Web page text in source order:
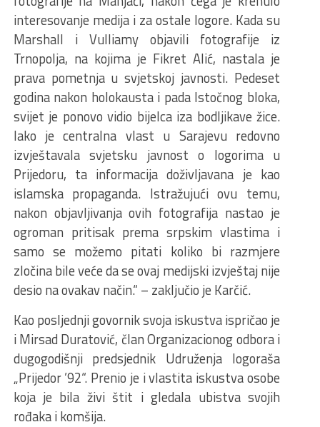
interesovanje medija i za ostale logore. Kada su
Marshall i Vulliamy objavili fotografije iz
Trnopolja, na kojima je Fikret Alić, nastala je
prava pometnja u svjetskoj javnosti. Pedeset
godina nakon holokausta i pada Istočnog bloka,
svijet je ponovo vidio bijelca iza bodljikave žice.
Iako je centralna vlast u Sarajevu redovno
izvještavala svjetsku javnost o logorima u
Prijedoru, ta informacija doživljavana je kao
islamska propaganda. Istražujući ovu temu,
nakon objavljivanja ovih fotografija nastao je
ogroman pritisak prema srpskim vlastima i
samo se možemo pitati koliko bi razmjere
zločina bile veće da se ovaj medijski izvještaj nije
desio na ovakav način.“ – zaključio je Karčić.
Kao posljednji govornik svoja iskustva ispričao je
i Mirsad Duratović, član Organizacionog odbora i
dugogodišnji predsjednik Udruženja logoraša
„Prijedor ’92“. Prenio je i vlastita iskustva osobe
koja je bila živi štit i gledala ubistva svojih
rođaka i komšija.